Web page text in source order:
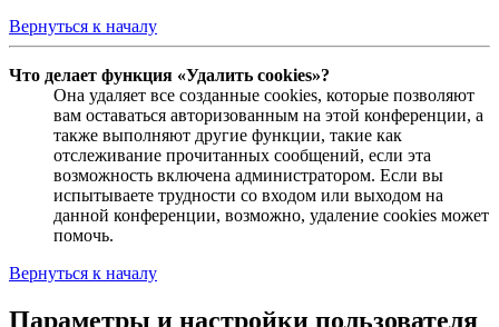
Вернуться к началу
Что делает функция «Удалить cookies»?
Она удаляет все созданные cookies, которые позволяют
вам оставаться авторизованным на этой конференции, а
также выполняют другие функции, такие как
отслеживание прочитанных сообщений, если эта
возможность включена администратором. Если вы
испытываете трудности со входом или выходом на
данной конференции, возможно, удаление cookies может
помочь.
Вернуться к началу
Параметры и настройки пользователя